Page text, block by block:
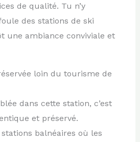
de qualité. Tu n’y
des stations de ski
une ambiance conviviale et
loin du tourisme de
dans cette station, c’est
et préservé.
balnéaires où les